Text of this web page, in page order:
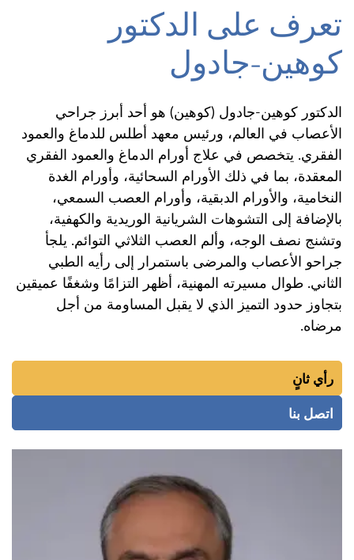
تعرف على الدكتور
كوهين-جادول
الدكتور كوهين-جادول (كوهين) هو أحد أبرز جراحي
الأعصاب في العالم، ورئيس معهد أطلس للدماغ والعمود
الفقري. يتخصص في علاج أورام الدماغ والعمود الفقري
المعقدة، بما في ذلك الأورام السحائية، وأورام الغدة
النخامية، والأورام الدبقية، وأورام العصب السمعي،
بالإضافة إلى التشوهات الشريانية الوريدية والكهفية،
وتشنج نصف الوجه، وألم العصب الثلاثي التوائم. يلجأ
جراحو الأعصاب والمرضى باستمرار إلى رأيه الطبي
الثاني. طوال مسيرته المهنية، أظهر التزامًا وشغفًا عميقين
بتجاوز حدود التميز الذي لا يقبل المساومة من أجل
مرضاه.
رأي ثانٍ
اتصل بنا